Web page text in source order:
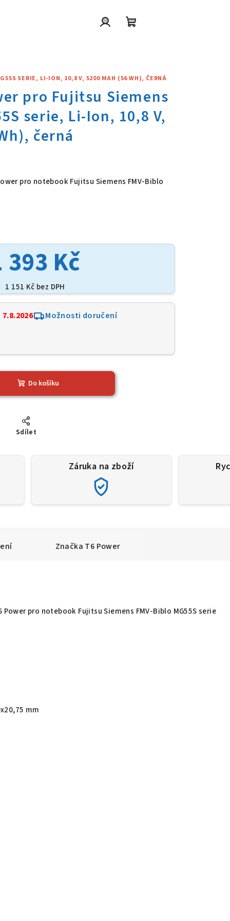
SERIE, LI-ION, 10,8 V, 5200 MAH (56 WH), ČERNÁ
pro Fujitsu Siemens
pro notebook Fujitsu Siemens FMV-Biblo
393 Kč
1 151 Kč bez DPH
7.8.2026 Možnosti doručení
Do košíku
Sdílet
Záruka na zboží
Značka T6 Power
pro notebook Fujitsu Siemens FMV-Biblo MG55S serie
mm